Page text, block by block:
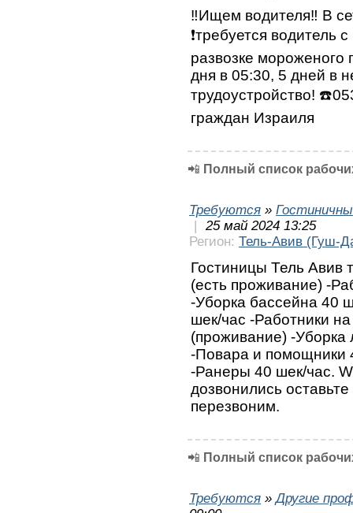
‼️Ищем водителя‼️ В
❗требуется водитель
развозке мороженого
дня в 05:30, 5 дней в
трудоустройство!
граждан Израиля
📲 Полный список
Требуются »
|
25 май 2024 13:25
Регион: Тель-Авив (Гуш-
Гостиницы Тель Авив
(есть проживание) -
-Уборка бассейна 40
шек/час -Работники
(проживание) -Уборка
-Повара и помощники
-Ранеры 40 шек/час.
дозвонились
перезвоним.
📲 Полный список
Требуются »Другие